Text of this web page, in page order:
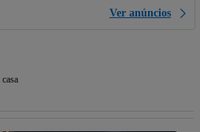
Ver anúncios